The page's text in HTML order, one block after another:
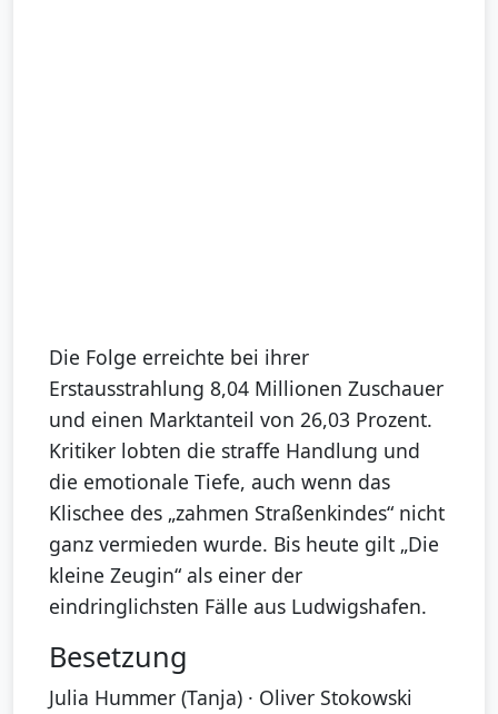
Die Folge erreichte bei ihrer
Erstausstrahlung 8,04 Millionen Zuschauer
und einen Marktanteil von 26,03 Prozent.
Kritiker lobten die straffe Handlung und
die emotionale Tiefe, auch wenn das
Klischee des „zahmen Straßenkindes“ nicht
ganz vermieden wurde. Bis heute gilt „Die
kleine Zeugin“ als einer der
eindringlichsten Fälle aus Ludwigshafen.
Besetzung
Julia Hummer (Tanja) · Oliver Stokowski